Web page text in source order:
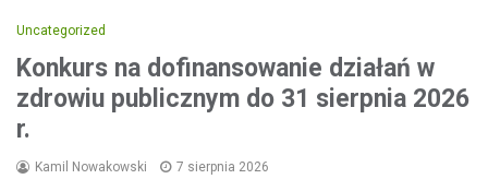
Uncategorized
Konkurs na dofinansowanie działań w
zdrowiu publicznym do 31 sierpnia 2026
r.
Kamil Nowakowski 7 sierpnia 2026